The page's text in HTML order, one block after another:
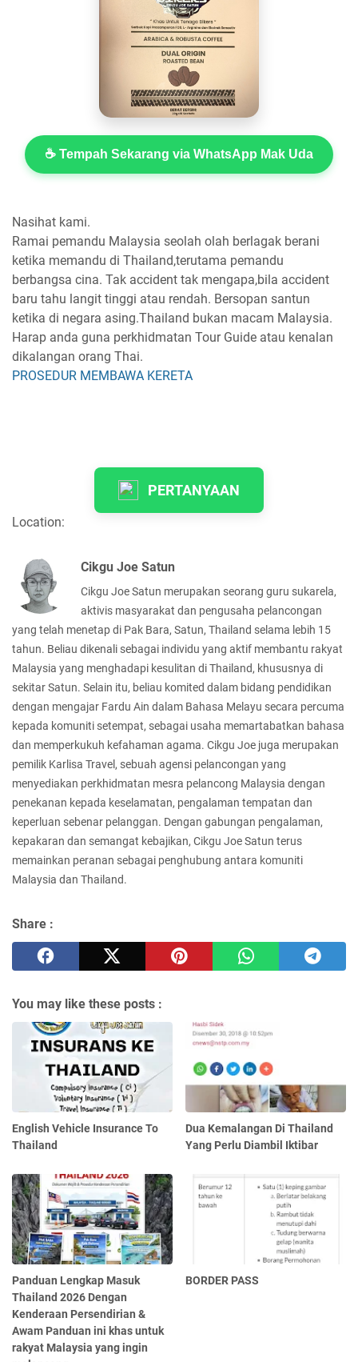
☕ Tempah Sekarang via WhatsApp Mak Uda
Nasihat kami.
Ramai pemandu Malaysia seolah olah berlagak berani
ketika memandu di Thailand,terutama pemandu
berbangsa cina. Tak accident tak mengapa,bila accident
baru tahu langit tinggi atau rendah. Bersopan santun
ketika di negara asing.Thailand bukan macam Malaysia.
Harap anda guna perkhidmatan Tour Guide atau kenalan
dikalangan orang Thai.
PROSEDUR MEMBAWA KERETA
PERTANYAAN
Location:
Cikgu Joe Satun
Cikgu Joe Satun merupakan seorang guru sukarela,
aktivis masyarakat dan pengusaha pelancongan
yang telah menetap di Pak Bara, Satun, Thailand selama lebih 15
tahun. Beliau dikenali sebagai individu yang aktif membantu rakyat
Malaysia yang menghadapi kesulitan di Thailand, khususnya di
sekitar Satun. Selain itu, beliau komited dalam bidang pendidikan
dengan mengajar Fardu Ain dalam Bahasa Melayu secara percuma
kepada komuniti setempat, sebagai usaha memartabatkan bahasa
dan memperkukuh kefahaman agama. Cikgu Joe juga merupakan
pemilik Karlisa Travel, sebuah agensi pelancongan yang
menyediakan perkhidmatan mesra pelancong Malaysia dengan
penekanan kepada keselamatan, pengalaman tempatan dan
keperluan sebenar pelanggan. Dengan gabungan pengalaman,
kepakaran dan semangat kebajikan, Cikgu Joe Satun terus
memainkan peranan sebagai penghubung antara komuniti
Malaysia dan Thailand.
Share :
You may like these posts :
English Vehicle Insurance To
Thailand
Dua Kemalangan Di Thailand
Yang Perlu Diambil Iktibar
Panduan Lengkap Masuk
Thailand 2026 Dengan
Kenderaan Persendirian &
Awam Panduan ini khas untuk
rakyat Malaysia yang ingin
BORDER PASS